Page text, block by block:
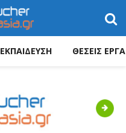
ΕΚΠΑΙΔΕΥΣΗ ΘΕΣΕΙΣ
Next